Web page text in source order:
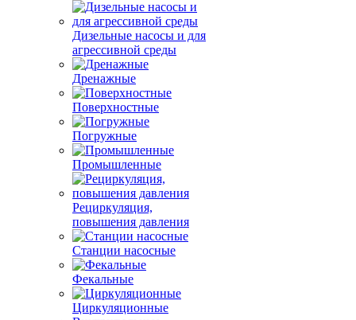
Дизельные насосы и для
агрессивной среды
Дренажные
Поверхностные
Погружные
Промышленные
Рециркуляция,
повышения давления
Станции насосные
Фекальные
Циркуляционные